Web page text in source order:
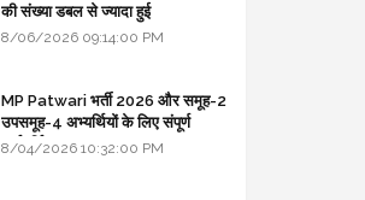
की संख्या डबल से ज्यादा हुई
8/06/2026 09:14:00 PM
MP Patwari भर्ती 2026 और समूह-2
उपसमूह-4 अभ्यर्थियों के लिए संपूर्ण
मार्गदर्शिका
8/04/2026 10:32:00 PM